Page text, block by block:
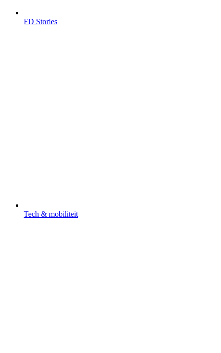
FD Stories
Tech & mobiliteit